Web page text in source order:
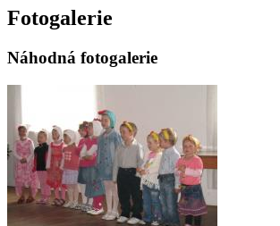
Fotogalerie
Náhodná fotogalerie